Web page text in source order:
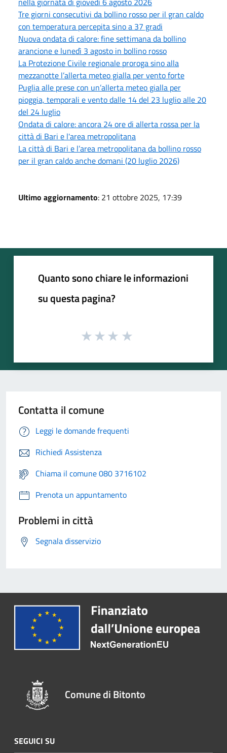
Tre giorni consecutivi da bollino rosso per il gran caldo
con temperatura percepita sino a 37 gradi
Nuova ondata di calore: fine settimana da bollino
arancione e lunedì 3 agosto in bollino rosso
La Protezione Civile regionale proroga sino alla
mezzanotte l’allerta meteo gialla per vento forte
Puglia alle prese con un’allerta meteo gialla per
pioggia, temporali e vento dalle 14 del 23 luglio alle 20
del 24 luglio
Ondata di calore: ancora 24 ore di allerta rossa per la
città di Bari e l'area metropolitana
La città di Bari e l’area metropolitana da bollino rosso
per il gran caldo anche domani (20 luglio 2026)
Ultimo aggiornamento: 21 ottobre 2025, 17:39
Quanto sono chiare le informazioni
su questa pagina?
Contatta il comune
Leggi le domande frequenti
Richiedi Assistenza
Chiama il comune 080 3716102
Prenota un appuntamento
Problemi in città
Segnala disservizio
Comune di Bitonto
SEGUICI SU